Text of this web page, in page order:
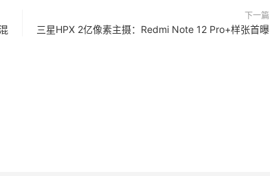
下一篇
三星HPX 2亿像素主摄：Redmi Note 12 Pro+样张首曝